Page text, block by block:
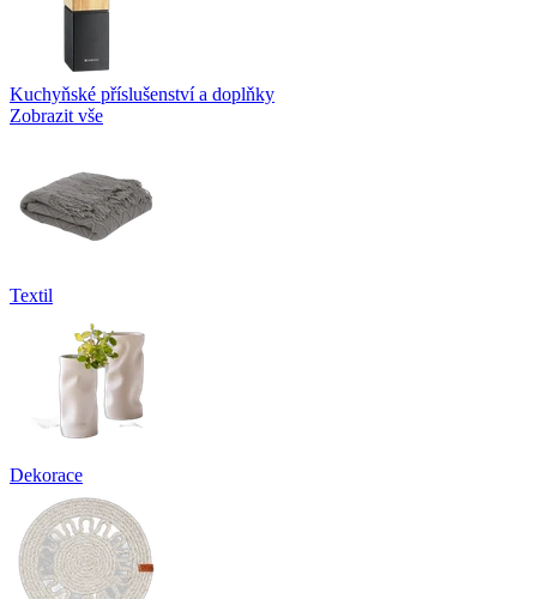
Kuchyňské příslušenství a doplňky
Zobrazit vše
Textil
Dekorace